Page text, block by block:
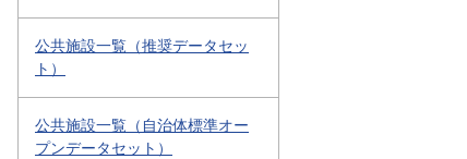
公共施設一覧（推奨データセッ
ト）
公共施設一覧（自治体標準オー
プンデータセット）